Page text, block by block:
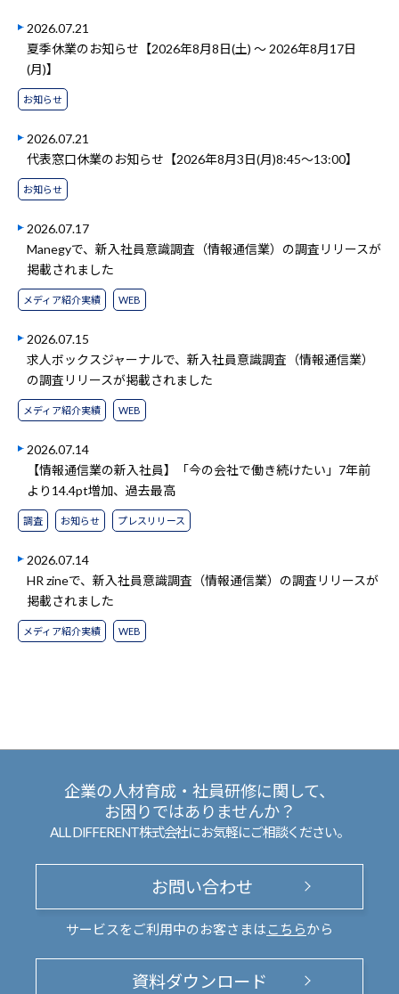
2026.07.21
夏季休業のお知らせ【2026年8月8日(土) ～ 2026年8月17日
(月)】
お知らせ
2026.07.21
代表窓口休業のお知らせ【2026年8月3日(月)8:45～13:00】
お知らせ
2026.07.17
Manegyで、新入社員意識調査（情報通信業）の調査リリースが
掲載されました
メディア紹介実績 WEB
2026.07.15
求人ボックスジャーナルで、新入社員意識調査（情報通信業）
の調査リリースが掲載されました
メディア紹介実績 WEB
2026.07.14
【情報通信業の新入社員】「今の会社で働き続けたい」7年前
より14.4pt増加、過去最高
調査 お知らせ プレスリリース
2026.07.14
HR zineで、新入社員意識調査（情報通信業）の調査リリースが
掲載されました
メディア紹介実績 WEB
企業の人材育成・社員研修に関して、
お困りではありませんか？
ALL DIFFERENT株式会社にお気軽にご相談ください。
お問い合わせ
サービスをご利用中のお客さまは こちらから
資料ダウンロード